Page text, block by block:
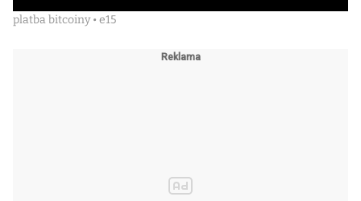
platba bitcoiny • e15